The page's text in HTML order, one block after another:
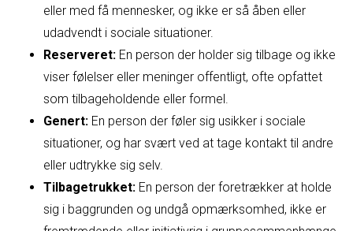
eller med få mennesker, og ikke er så åben eller
udadvendt i sociale situationer.
Reserveret: En person der holder sig tilbage og ikke
viser følelser eller meninger offentligt, ofte opfattet
som tilbageholdende eller formel.
Genert: En person der føler sig usikker i sociale
situationer, og har svært ved at tage kontakt til andre
eller udtrykke sig selv.
Tilbagetrukket: En person der foretrækker at holde
sig i baggrunden og undgå opmærksomhed, ikke er